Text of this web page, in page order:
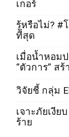
เกอร์
รู้หรือไม่? #
ที่สุด
เมื่อน้ำหอม
“ตัวการ” ส
วิจัยชี้ กลุ่ม
เจาะภัยเงีย
ร้าย